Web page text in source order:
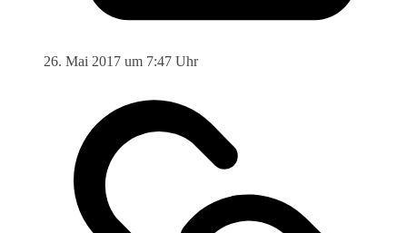
26. Mai 2017 um 7:47 Uhr